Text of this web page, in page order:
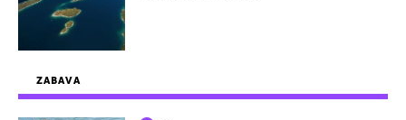
ZABAVA